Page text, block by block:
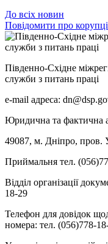
До всіх новин
Повідомити про
Південно-Східне
служби з питань праці
e-mail адреса:
Юридична та фактична
49087, м. Дніпро, пров.
Приймальня тел.
Відділ організації
18-29
Телефон для довідок
номера: тел. (056)778-